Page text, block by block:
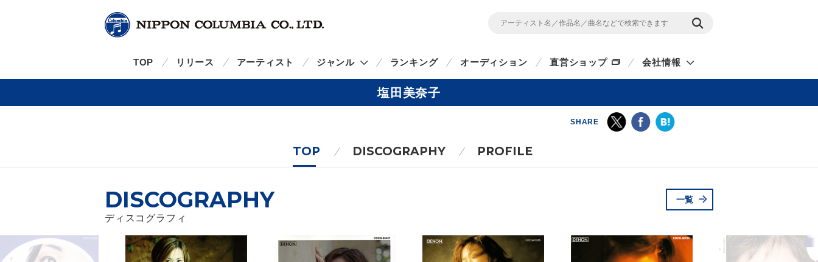
TOP リリース アーティスト ジャンル ランキング オーディション 直営ショップ 会社情報
塩田美奈子
SHARE
TOP DISCOGRAPHY PROFILE
DISCOGRAPHY
ディスコグラフィ
一覧